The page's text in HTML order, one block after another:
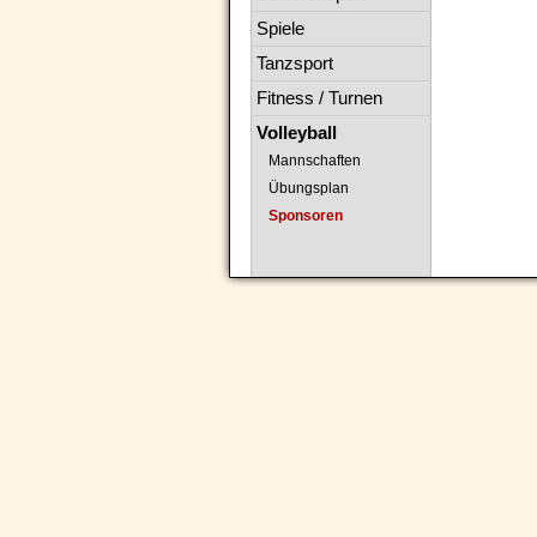
Spiele
Tanzsport
Fitness / Turnen
Volleyball
Mannschaften
Übungsplan
Sponsoren
Navigation